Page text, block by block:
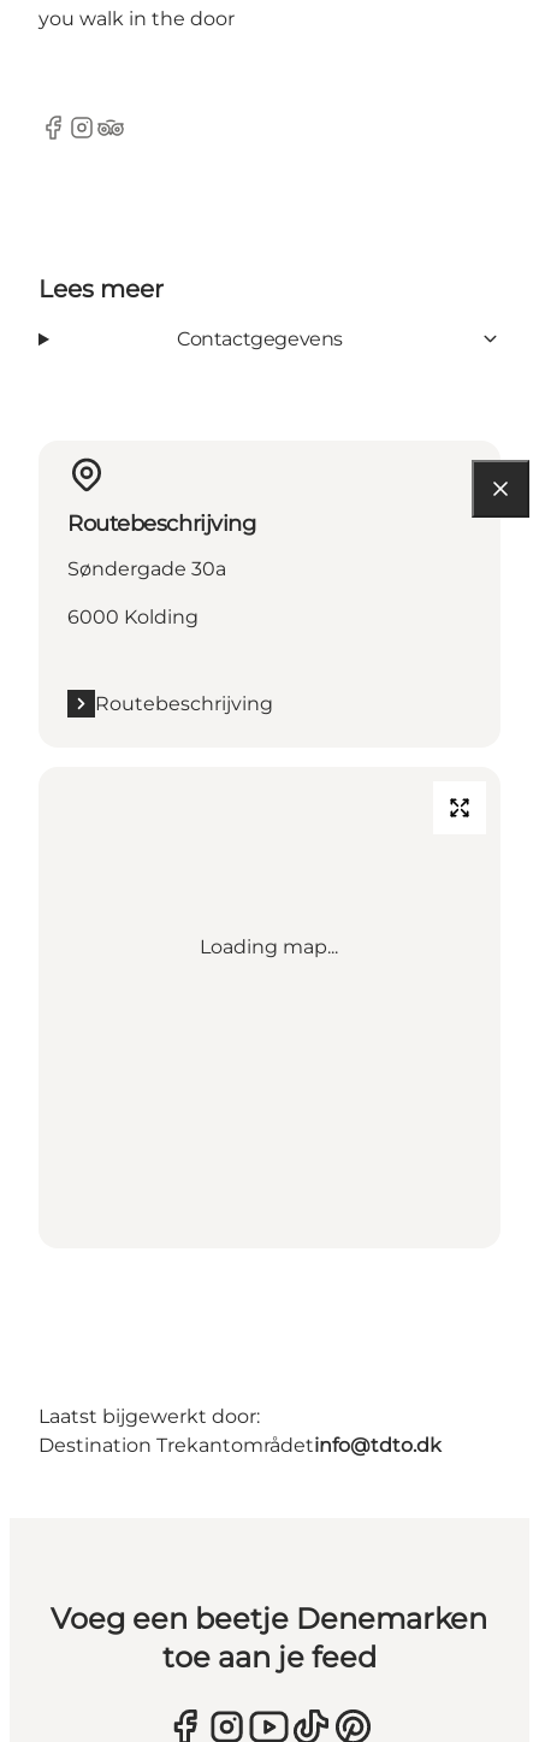
you walk in the door
Facebook
Instagram
TripAdvisor
Lees meer
Contactgegevens
Routebeschrijving
Søndergade 30a
6000 Kolding
Routebeschrijving
Loading map...
Laatst bijgewerkt door:
Destination Trekantområdetinfo@tdto.dk
Voeg een beetje Denemarken
toe aan je feed